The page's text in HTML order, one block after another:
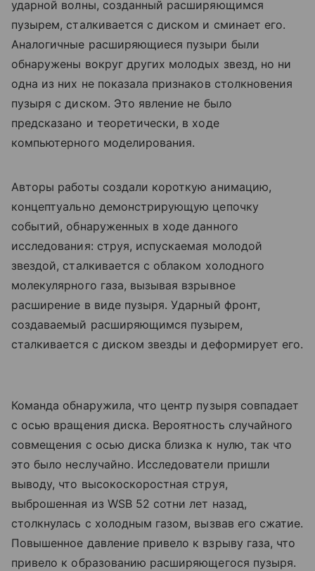
ударной волны, созданный расширяющимся
пузырем, сталкивается с диском и сминает его.
Аналогичные расширяющиеся пузыри были
обнаружены вокруг других молодых звезд, но ни
одна из них не показала признаков столкновения
пузыря с диском. Это явление не было
предсказано и теоретически, в ходе
компьютерного моделирования.
Авторы работы создали короткую анимацию,
концептуально демонстрирующую цепочку
событий, обнаруженных в ходе данного
исследования: струя, испускаемая молодой
звездой, сталкивается с облаком холодного
молекулярного газа, вызывая взрывное
расширение в виде пузыря. Ударный фронт,
создаваемый расширяющимся пузырем,
сталкивается с диском звезды и деформирует его.
Команда обнаружила, что центр пузыря совпадает
с осью вращения диска. Вероятность случайного
совмещения с осью диска близка к нулю, так что
это было неслучайно. Исследователи пришли
выводу, что высокоскоростная струя,
выброшенная из WSB 52 сотни лет назад,
столкнулась с холодным газом, вызвав его сжатие.
Повышенное давление привело к взрыву газа, что
привело к образованию расширяющегося пузыря.